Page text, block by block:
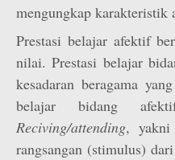
mengungkap
Prestasi belajar afektif
nilai. Prestasi belajar
kesadaran beragama
belajar bidang
Reciving/attending, yakni
rangsangan (stimulus)